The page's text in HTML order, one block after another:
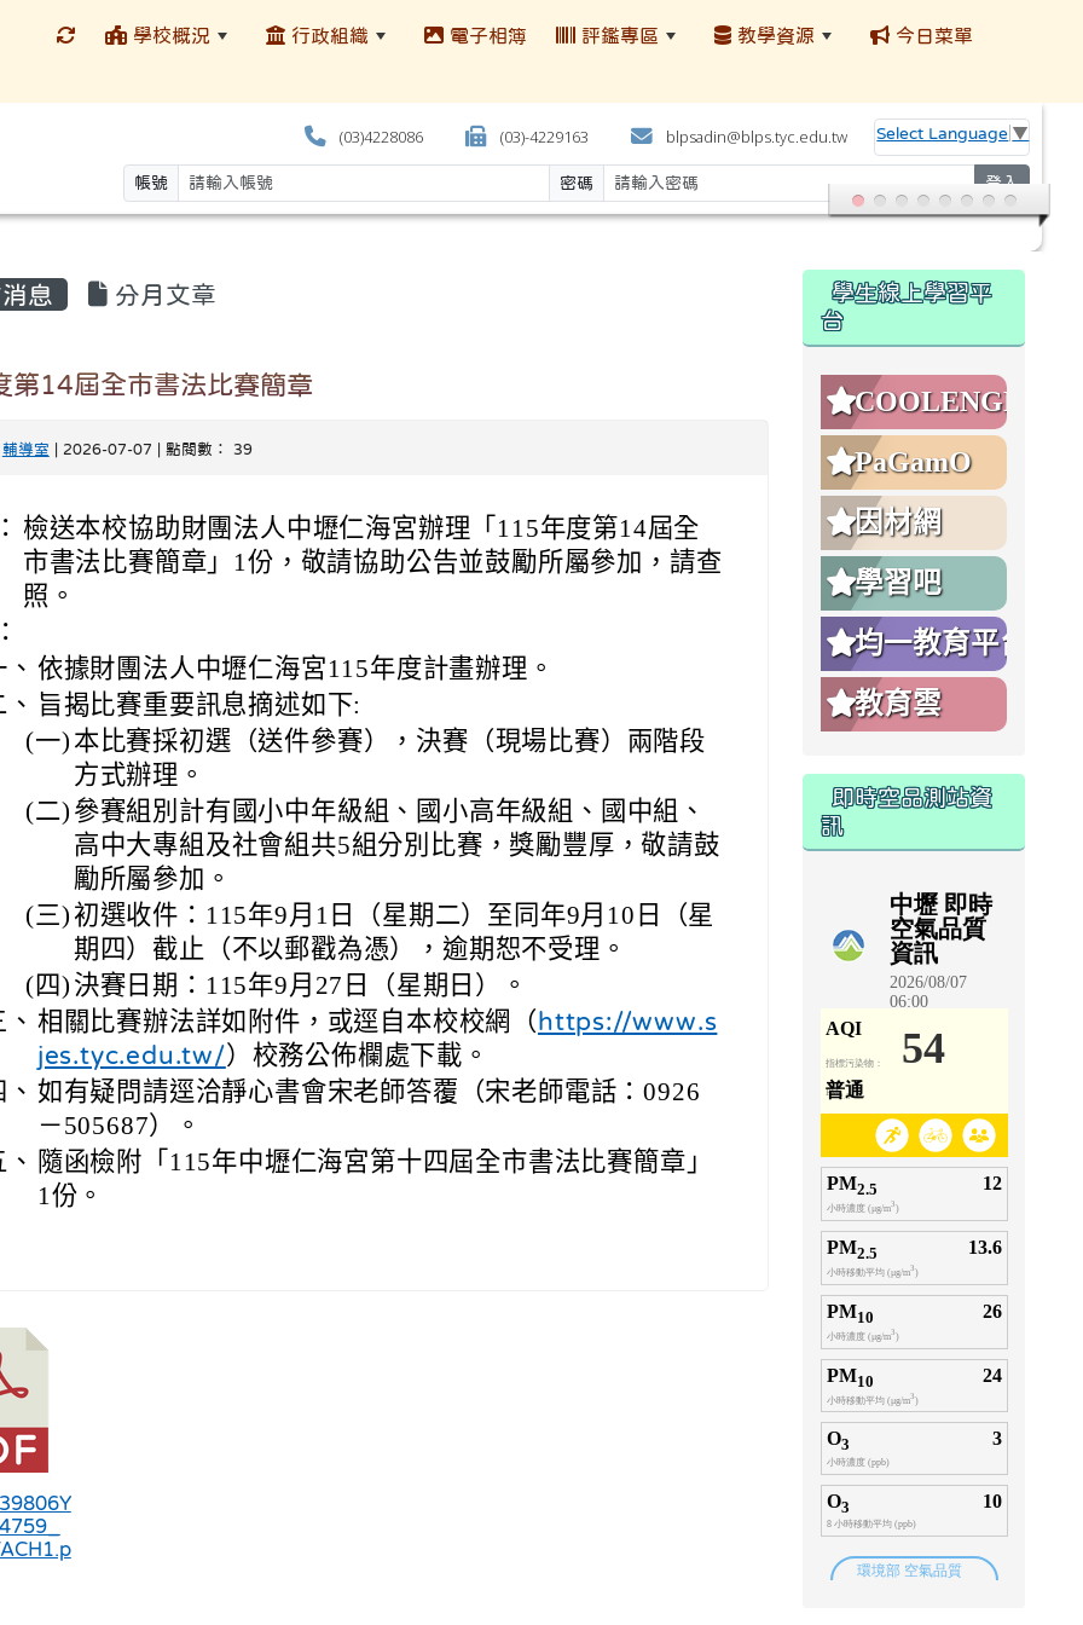
學校概況 行政組織 電子相簿 評鑑專區 教學資源 今日菜單
(03)4228086 (03)-4229163 blpsadin@blps.tyc.edu.tw Select Language ▼
帳號 密碼 登入
息 分月文章
第14屆全市書法比賽簡章
輔導室 | 2026-07-07 | 點閱數： 39
檢送本校協助財團法人中壢仁海宮辦理「115年度第14屆全
市書法比賽簡章」1份，敬請協助公告並鼓勵所屬參加，請查
照。
依據財團法人中壢仁海宮115年度計畫辦理。
旨揭比賽重要訊息摘述如下:
(一) 本比賽採初選（送件參賽），決賽（現場比賽）兩階段
方式辦理。
(二) 參賽組別計有國小中年級組、國小高年級組、國中組、
高中大專組及社會組共5組分別比賽，獎勵豐厚，敬請鼓
勵所屬參加。
(三) 初選收件：115年9月1日（星期二）至同年9月10日（星
期四）截止（不以郵戳為憑），逾期恕不受理。
(四) 決賽日期：115年9月27日（星期日）。
相關比賽辦法詳如附件，或逕自本校校網（ https://www.s
jes.tyc.edu.tw/）校務公佈欄處下載。
如有疑問請逕洽靜心書會宋老師答覆（宋老師電話：0926
－505687）。
隨函檢附「115年中壢仁海宮第十四屆全市書法比賽簡章」
1份。
學生線上學習平
台
COOLENGLISH
PaGamO
因材網
學習吧
均一教育平台
教育雲
即時空品測站資
訊